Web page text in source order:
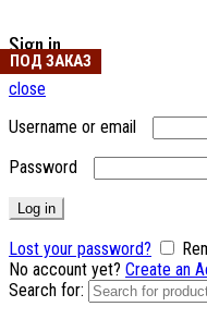
Sign in
close
Username or email
Password
Log in
Lost your password?
No account yet? Create an
Search for:
ПОД ЗАКАЗ
ПОД ЗАКАЗ